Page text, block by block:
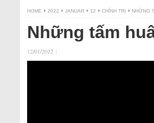
HOME 2022 JANUAR 12 CHÍNH TRỊ NHỮNG
Những tấm
12/01/2022 |